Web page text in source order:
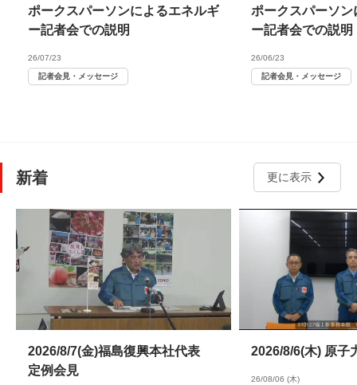
ポークスパーソンによるエネルギ
ー記者会での説明
26/07/23
記者会見・メッセージ
ポークスパーソ
ー記者会での説明
26/06/23
記者会見・メッセージ
新着 更に表示
2026/8/7(金)福島復興本社代表
定例会見
2026/8/6(木) 原子
26/08/06 (木)